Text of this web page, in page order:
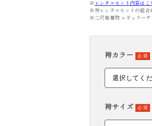
※ レンタルセット内容はこ
※袴レンタルセットの組合
※二尺袖着物 レギュラー
袴カラー 必須
袴サイズ 必須